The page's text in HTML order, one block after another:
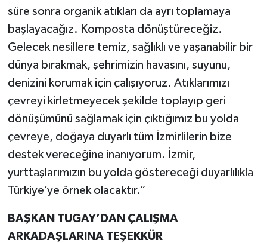
süre sonra organik atıkları da ayrı toplamaya
başlayacağız. Komposta dönüştüreceğiz.
Gelecek nesillere temiz, sağlıklı ve yaşanabilir bir
dünya bırakmak, şehrimizin havasını, suyunu,
denizini korumak için çalışıyoruz. Atıklarımızı
çevreyi kirletmeyecek şekilde toplayıp geri
dönüşümünü sağlamak için çıktığımız bu yolda
çevreye, doğaya duyarlı tüm İzmirlilerin bize
destek vereceğine inanıyorum. İzmir,
yurttaşlarımızın bu yolda göstereceği duyarlılıkla
Türkiye’ye örnek olacaktır.”
BAŞKAN TUGAY’DAN ÇALIŞMA
ARKADAŞLARINA TEŞEKKÜR